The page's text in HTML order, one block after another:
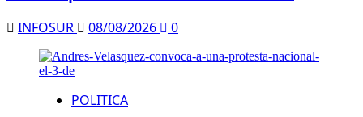
INFOSUR 08/08/2026 0
POLITICA